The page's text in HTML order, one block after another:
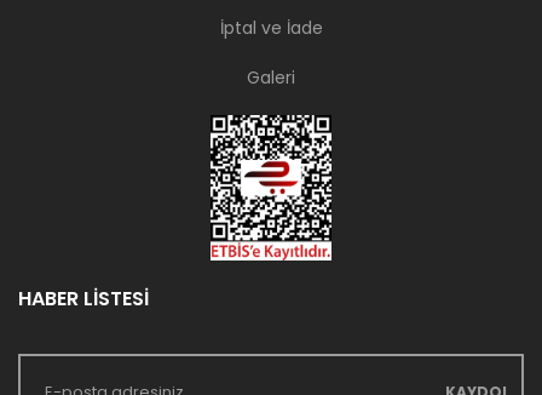
İptal ve İade
Galeri
HABER LİSTESİ